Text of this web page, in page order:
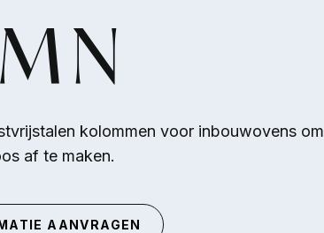
kolommen voor inbouwovens om
af te maken.
AANVRAGEN